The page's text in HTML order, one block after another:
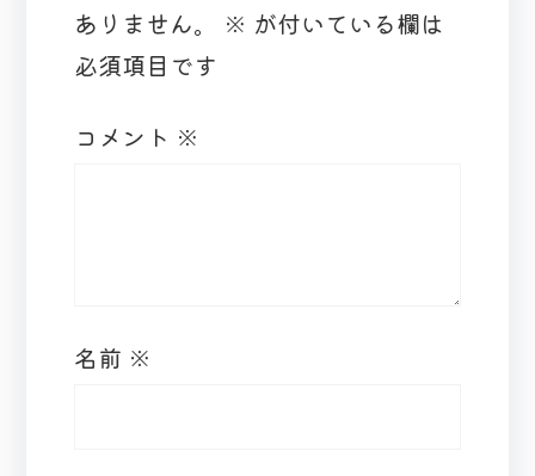
ありません。
※ が付いている欄は
必須項目です
コメント ※
名前 ※